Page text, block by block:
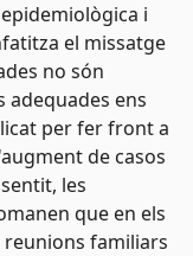
i
el missatge
no són
adequades ens
per fer front a
de casos
les
que en els
reunions familiars